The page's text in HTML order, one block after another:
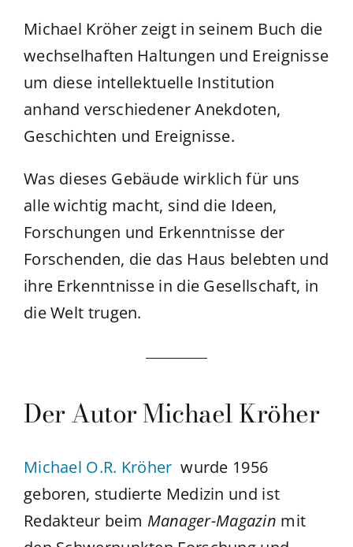
Michael Kröher zeigt in seinem Buch die
wechselhaften Haltungen und Ereignisse
um diese intellektuelle Institution
anhand verschiedener Anekdoten,
Geschichten und Ereignisse.
Was dieses Gebäude wirklich für uns
alle wichtig macht, sind die Ideen,
Forschungen und Erkenntnisse der
Forschenden, die das Haus belebten und
ihre Erkenntnisse in die Gesellschaft, in
die Welt trugen.
Der Autor Michael Kröher
Michael O.R. Kröher wurde 1956
geboren, studierte Medizin und ist
Redakteur beim Manager-Magazin mit